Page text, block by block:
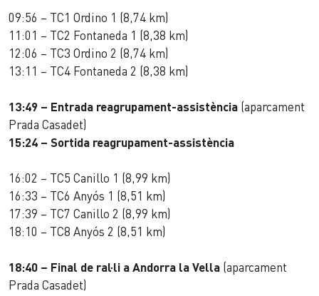
09:56 – TC1 Ordino 1 (8,74 km)
11:01 – TC2 Fontaneda 1 (8,38 km)
12:06 – TC3 Ordino 2 (8,74 km)
13:11 – TC4 Fontaneda 2 (8,38 km)
13:49 – Entrada reagrupament-assistència (aparcament
Prada Casadet)
15:24 – Sortida reagrupament-assistència
16:02 – TC5 Canillo 1 (8,99 km)
16:33 – TC6 Anyós 1 (8,51 km)
17:39 – TC7 Canillo 2 (8,99 km)
18:10 – TC8 Anyós 2 (8,51 km)
18:40 – Final de ral·li a Andorra la Vella (aparcament
Prada Casadet)